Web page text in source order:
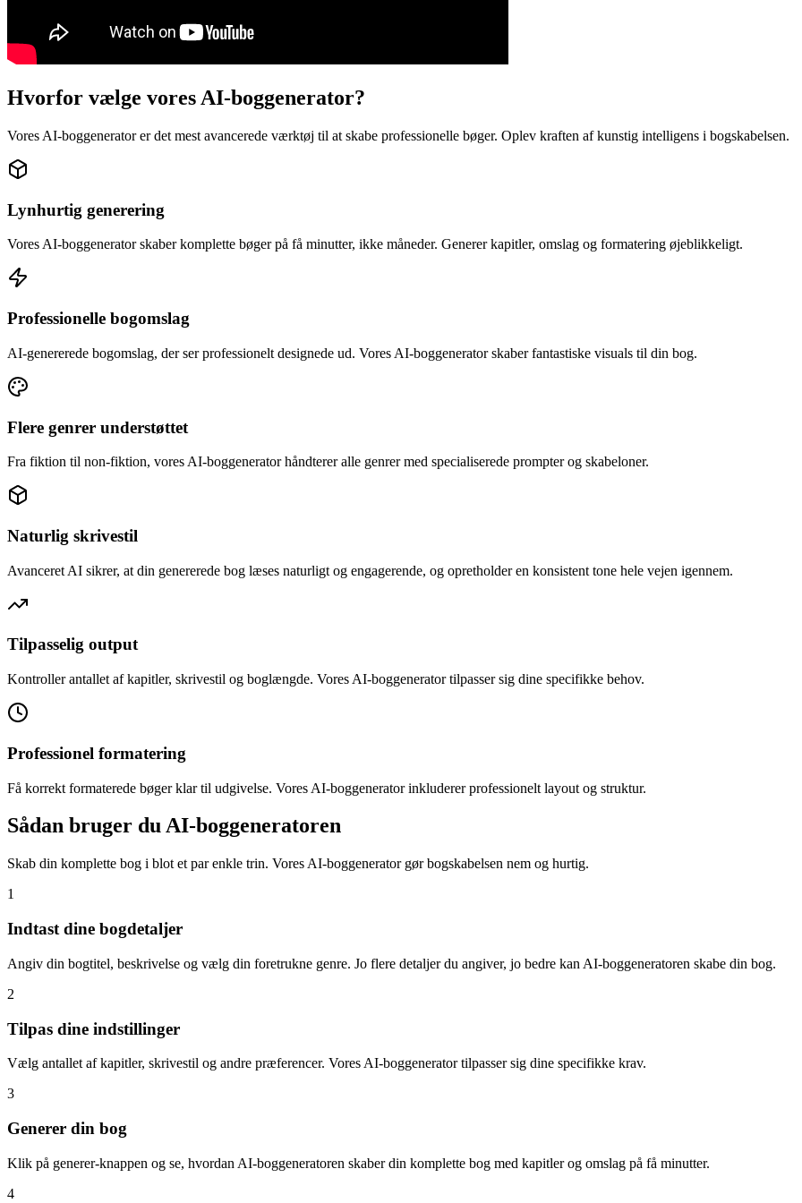
Hvorfor vælge vores AI-boggenerator?
Vores AI-boggenerator er det mest avancerede værktøj til at skabe professionelle bøger. Oplev kraften af kunstig intelligens i bogskabelsen.
Lynhurtig generering
Vores AI-boggenerator skaber komplette bøger på få minutter, ikke måneder. Generer kapitler, omslag og formatering øjeblikkeligt.
Professionelle bogomslag
AI-genererede bogomslag, der ser professionelt designede ud. Vores AI-boggenerator skaber fantastiske visuals til din bog.
Flere genrer understøttet
Fra fiktion til non-fiktion, vores AI-boggenerator håndterer alle genrer med specialiserede prompter og skabeloner.
Naturlig skrivestil
Avanceret AI sikrer, at din genererede bog læses naturligt og engagerende, og opretholder en konsistent tone hele vejen igennem.
Tilpasselig output
Kontroller antallet af kapitler, skrivestil og boglængde. Vores AI-boggenerator tilpasser sig dine specifikke behov.
Professionel formatering
Få korrekt formaterede bøger klar til udgivelse. Vores AI-boggenerator inkluderer professionelt layout og struktur.
Sådan bruger du AI-boggeneratoren
Skab din komplette bog i blot et par enkle trin. Vores AI-boggenerator gør bogskabelsen nem og hurtig.
1
Indtast dine bogdetaljer
Angiv din bogtitel, beskrivelse og vælg din foretrukne genre. Jo flere detaljer du angiver, jo bedre kan AI-boggeneratoren skabe din bog.
2
Tilpas dine indstillinger
Vælg antallet af kapitler, skrivestil og andre præferencer. Vores AI-boggenerator tilpasser sig dine specifikke krav.
3
Generer din bog
Klik på generer-knappen og se, hvordan AI-boggeneratoren skaber din komplette bog med kapitler og omslag på få minutter.
4